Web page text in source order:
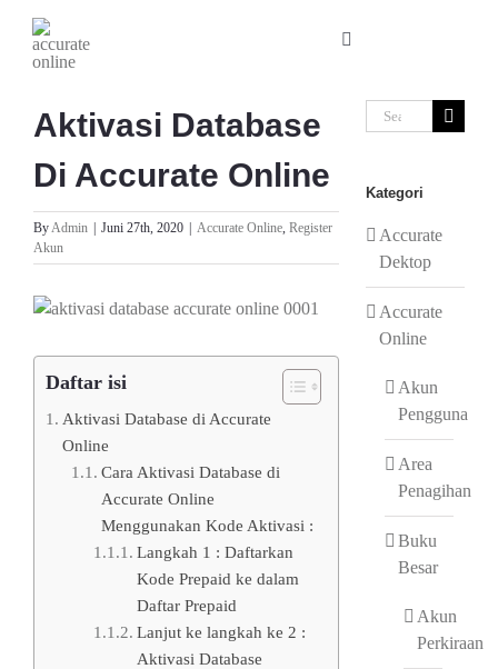
content
Toggle
Aktivasi Database
Di Accurate Online
ByAdmin Juni 27th, 2020 Accurate Online, Register
Akun
View
Image
Daftar isi
Aktivasi Database di Accurate
Online
Cara Aktivasi Database di
Accurate Online
Menggunakan Kode Aktivasi :
Langkah 1 : Daftarkan
Kode Prepaid ke dalam
Daftar Prepaid
Lanjut ke langkah ke 2 :
Aktivasi Database
Search
for:
Kategori
Accurate
Dektop
Accurate
Online
Akun
Pengguna
Area
Penagihan
Buku
Besar
Akun
Perkiraan